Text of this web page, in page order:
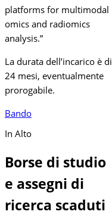
platforms for multimodal
omics and radiomics
analysis.”
La durata dell’incarico è di
24 mesi, eventualmente
prorogabile.
Bando
In Alto
Borse di studio
e assegni di
ricerca scaduti